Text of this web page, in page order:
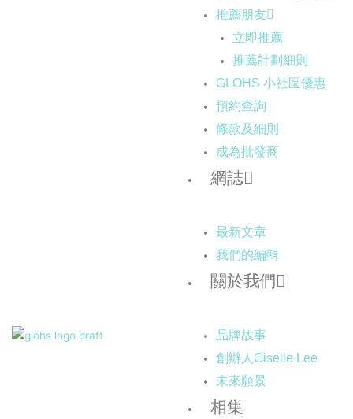
推薦朋友
立即推薦
推薦計劃細則
GLOHS 小社區優惠
預約查詢
條款及細則
成為批發商
網誌
最新文章
我們的編輯
關於我們
品牌故事
創辦人Giselle Lee
未來願景
相集